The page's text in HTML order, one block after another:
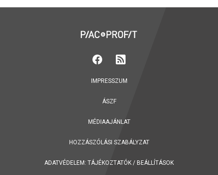
IMPRESSZUM
ÁSZF
MÉDIAAJÁNLAT
HOZZÁSZÓLÁSI SZABÁLYZAT
ADATVÉDELEM: TÁJÉKOZTATÓK / BEÁLLÍTÁSOK